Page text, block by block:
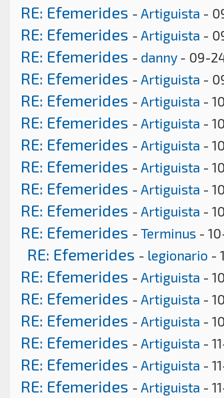
RE: Efemerides - Artiguista -
RE: Efemerides - Artiguista -
RE: Efemerides - danny- 09-
RE: Efemerides - Artiguista -
RE: Efemerides - Artiguista -
RE: Efemerides - Artiguista -
RE: Efemerides - Artiguista -
RE: Efemerides - Artiguista -
RE: Efemerides - Artiguista -
RE: Efemerides - Artiguista -
RE: Efemerides - Terminus -
RE: Efemerides - legionario -
RE: Efemerides - Artiguista -
RE: Efemerides - Artiguista -
RE: Efemerides - Artiguista -
RE: Efemerides - Artiguista -
RE: Efemerides - Artiguista -
RE: Efemerides - Artiguista -